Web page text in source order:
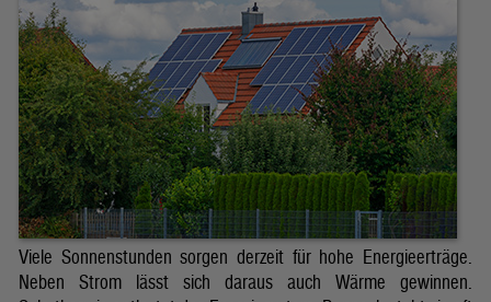
Viele Sonnenstunden sorgen derzeit für hohe Energieerträge.
Neben Strom lässt sich daraus auch Wärme gewinnen.